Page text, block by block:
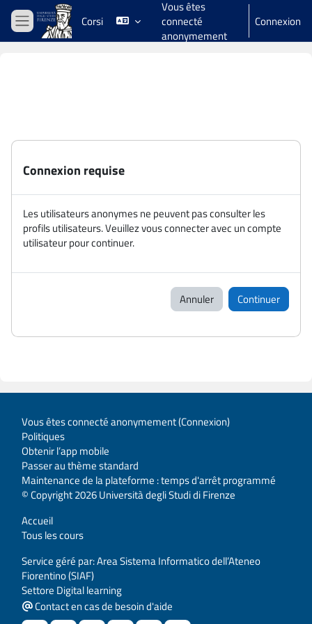
Passer au contenu principal
Panneau latéral
Corsi
Vous êtes
connecté
anonymement
Connexion
Connexion requise
Les utilisateurs anonymes ne peuvent pas consulter les
profils utilisateurs. Veuillez vous connecter avec un compte
utilisateur pour continuer.
Annuler Continuer
Vous êtes connecté anonymement (Connexion)
Politiques
Obtenir l’app mobile
Passer au thème standard
Maintenance de la plateforme : temps d'arrêt programmé
© Copyright 2026 Università degli Studi di Firenze
Accueil
Tous les cours
Service géré par: Area Sistema Informatico dell’Ateneo
Fiorentino (SIAF)
Settore Digital learning
Contact en cas de besoin d'aide